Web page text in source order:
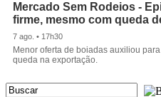
Mercado Sem Rodeios -
firme, mesmo com queda
7 ago. • 17h30
Menor oferta de boiadas auxiliou
queda na exportação.